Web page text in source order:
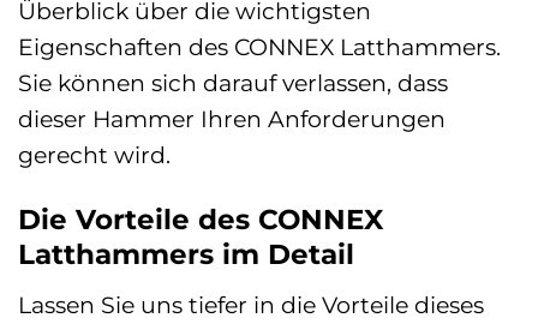
Überblick über die wichtigsten
Eigenschaften des CONNEX Latthammers.
Sie können sich darauf verlassen, dass
dieser Hammer Ihren Anforderungen
gerecht wird.
Die Vorteile des CONNEX
Latthammers im Detail
Lassen Sie uns tiefer in die Vorteile dieses